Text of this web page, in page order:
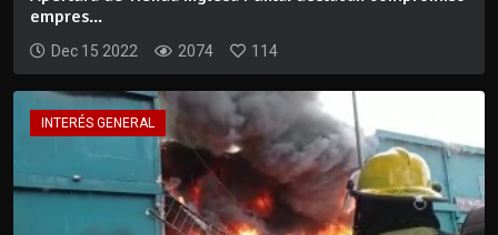
empres...
Dec 15 2022 2074 114
INTERÉS GENERAL